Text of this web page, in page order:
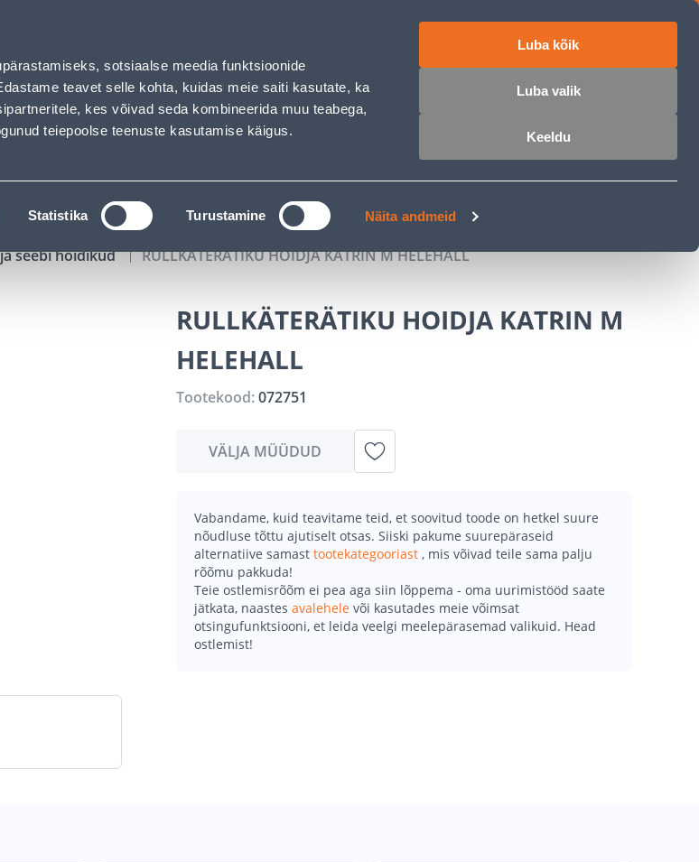
sotsiaalse meedia funktsioonide
teavet selle kohta, kuidas meie saiti kasutate, ka
kes võivad seda kombineerida muu teabega,
teiepoolse teenuste kasutamise käigus.
Statistika Turustamine Näita andmeid
Luba kõik
Luba valik
Keeldu
Karjäärileht
OTSI Logi sisse
TÖÖRIISTALAENUTUS JÄRELMAKS
seebi hoidikud RULLKÄTERÄTIKU HOIDJA KATRIN M HELEHALL
RULLKÄTERÄTIKU HOIDJA KATRIN M
HELEHALL
Tootekood:072751
VÄLJA MÜÜDUD
Vabandame, kuid teavitame teid, et soovitud toode on hetkel suure
nõudluse tõttu ajutiselt otsas. Siiski pakume suurepäraseid
alternatiive samast tootekategooriast , mis võivad teile sama palju
rõõmu pakkuda!
Teie ostlemisrõõm ei pea aga siin lõppema - oma uurimistööd saate
jätkata, naastes avalehele või kasutades meie võimsat
otsingufunktsiooni, et leida veelgi meelepärasemad valikuid. Head
ostlemist!